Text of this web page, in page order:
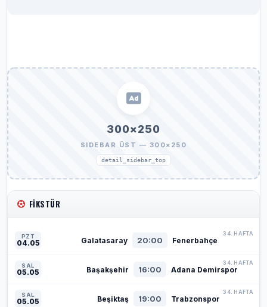
300×250
SIDEBAR ÜST — 300×250
detail_sidebar_top
FIKSTÜR
PZT
04.05 Galatasaray 20:00 Fenerbahçe
34. HAFTA
SAL
05.05 Başakşehir 16:00 Adana Demirspor
34. HAFTA
SAL
05.05 Beşiktaş 19:00 Trabzonspor
34. HAFTA